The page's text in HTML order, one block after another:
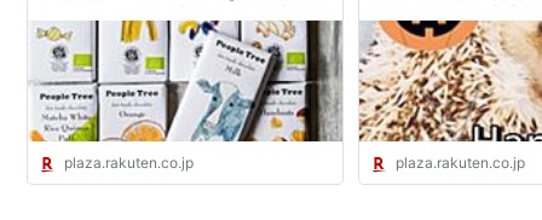
plaza.rakuten.co.jp plaza.rakuten.co.jp